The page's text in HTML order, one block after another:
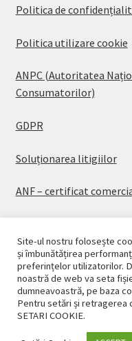
Politica de
Politica utilizare cookie
ANPC (Autoritatea
Consumatorilor)
GDPR
Soluționarea litigiilor
ANF – certificat
© CASAPLANT 2026
Politică de
Site-ul nostru folosește
și îmbunătățirea
preferințelor utilizatorilor.
noastră de web va seta
dumneavoastră, pe baza
Pentru setări și retragerea
SETARI COOKIE.